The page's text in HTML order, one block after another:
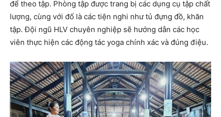
để theo tập. Phòng tập được trang bị các dụng cụ tập chất
lượng, cùng với đố là các tiện nghi như tủ đựng đồ, khăn
tập. Đội ngũ HLV chuyên nghiệp sẽ hướng dẫn các học
viên thực hiện các động tác yoga chính xác và đúng điệu.